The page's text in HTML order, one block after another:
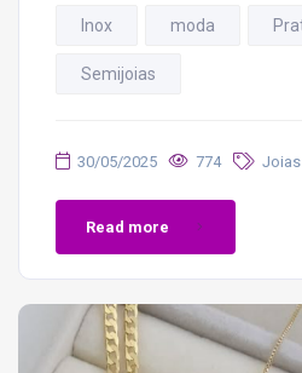
Inox moda
Semijoias
30/05/2025 774 Joias
Read more